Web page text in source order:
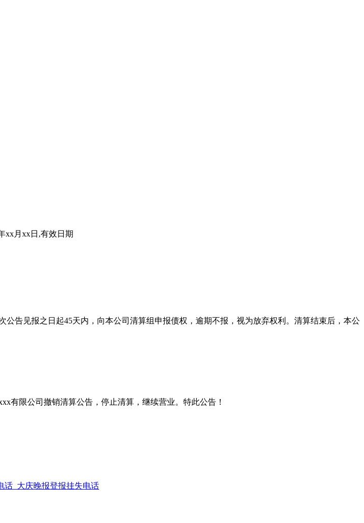
xx月xx日,有效日期
告见报之日起45天内，向本公司清算组申报债权，逾期不报，视为放弃权利。清算结束后，本公
有限公司撤销清算公告，停止清算，继续营业。特此公告！
话_大庆晚报登报挂失电话